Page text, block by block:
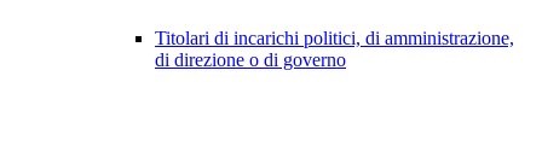
Titolari di incarichi politici, di amministrazione,
di direzione o di governo